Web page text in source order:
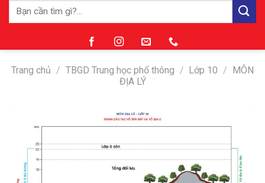
Tìm
Trang chủ / TBGD Trung học phổ thông / Lớp 10 /
MÔN
ĐỊA LÝ